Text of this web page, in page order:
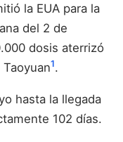
la EUA para la
del 2 de
dosis aterrizó
1.
hasta la llegada
102 días.